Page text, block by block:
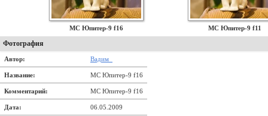
МС Юпитер-9 f16 МС Юпитер-9 f11
Фотография
Автор: Вадим_
Название: МС Юпитер-9 f16
Комментарий: МС Юпитер-9 f16
Дата: 06.05.2009